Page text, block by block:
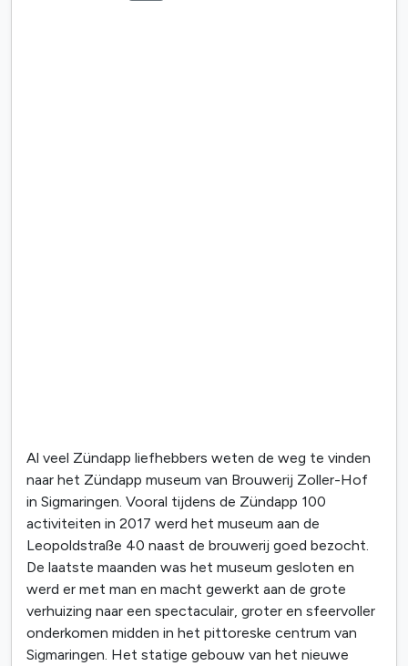
Al veel Zündapp liefhebbers weten de weg te vinden
naar het Zündapp museum van Brouwerij Zoller-Hof
in Sigmaringen. Vooral tijdens de Zündapp 100
activiteiten in 2017 werd het museum aan de
Leopoldstraße 40 naast de brouwerij goed bezocht.
De laatste maanden was het museum gesloten en
werd er met man en macht gewerkt aan de grote
verhuizing naar een spectaculair, groter en sfeervoller
onderkomen midden in het pittoreske centrum van
Sigmaringen. Het statige gebouw van het nieuwe